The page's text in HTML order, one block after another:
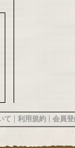
て 利用規約 会員